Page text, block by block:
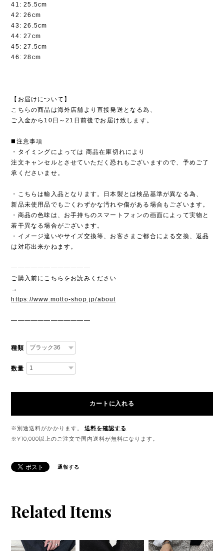
41: 25.5cm
42: 26cm
43: 26.5cm
44: 27cm
45: 27.5cm
46: 28cm
【お届けについて】
こちらの商品は海外店舗より直接発送となる為、
ご入金から10日～21日前後でお届け致します。
◼️注意事項
・タイミングによっては 商品在庫切れにより
注文キャンセルとさせていただく恐れもございますので、予めご了
承くださいませ。
・こちらは輸入品となります。日本製とは検品基準が異なる為、
新品未使用品でもごくわずかな汚れや傷がある場合もございます。
・商品の色味は、お手持ちのスマートフォンの画面によって実物と
若干異なる場合がございます。
・イメージ違いやサイズ交換等、お客さまご都合による交換、返品
は対応出来かねます。
————————————
ご購入前にこちらをお読みください
→
https://www.motto-shop.jp/about
————————————
種類
数量
カートに入れる
※別途送料がかかります。
送料を確認する
※¥10,000以上のご注文で国内送料が無料になります。
通報する
Related Items